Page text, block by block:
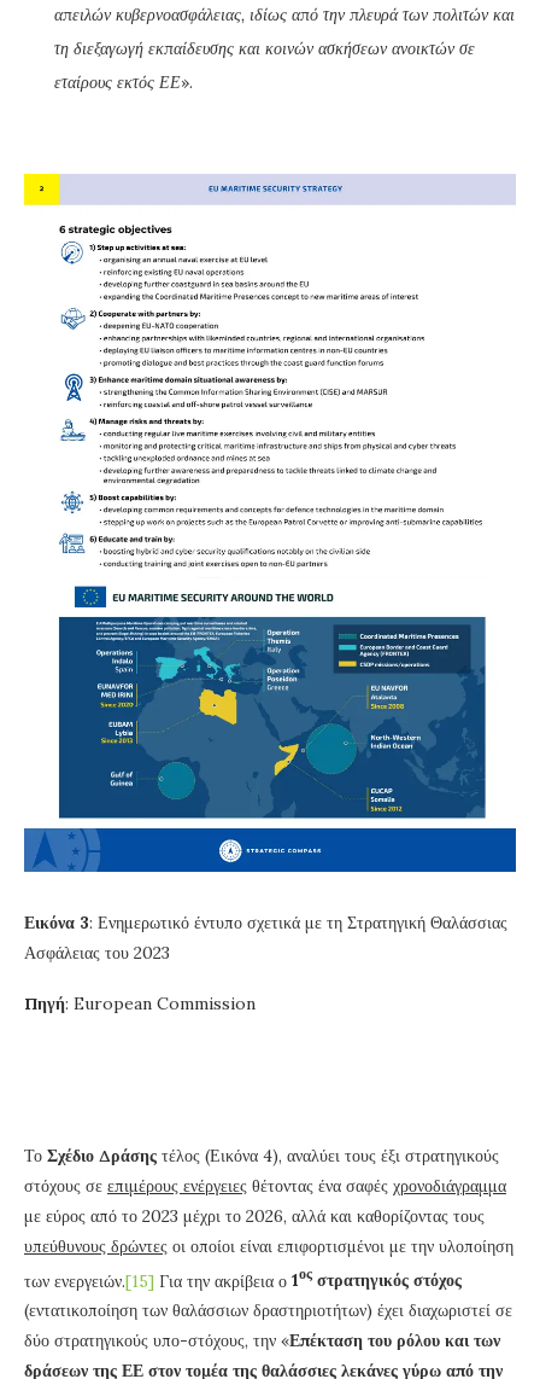
απειλών κυβερνοασφάλειας, ιδίως από την πλευρά των πολιτών και
τη διεξαγωγή εκπαίδευσης και κοινών ασκήσεων ανοικτών σε
εταίρους εκτός ΕΕ».
Εικόνα 3: Ενημερωτικό έντυπο σχετικά με τη Στρατηγική Θαλάσσιας
Ασφάλειας του 2023
Πηγή: European Commission
Το Σχέδιο Δράσης τέλος (Εικόνα 4), αναλύει τους έξι στρατηγικούς
στόχους σε επιμέρους ενέργειες θέτοντας ένα σαφές χρονοδιάγραμμα
με εύρος από το 2023 μέχρι το 2026, αλλά και καθορίζοντας τους
υπεύθυνους δρώντες οι οποίοι είναι επιφορτισμένοι με την υλοποίηση
των ενεργειών.[15] Για την ακρίβεια ο 1ος στρατηγικός στόχος
(εντατικοποίηση των θαλάσσιων δραστηριοτήτων) έχει διαχωριστεί σε
δύο στρατηγικούς υπο-στόχους, την «Επέκταση του ρόλου και των
δράσεων της ΕΕ στον τομέα της θαλάσσιες λεκάνες γύρω από την